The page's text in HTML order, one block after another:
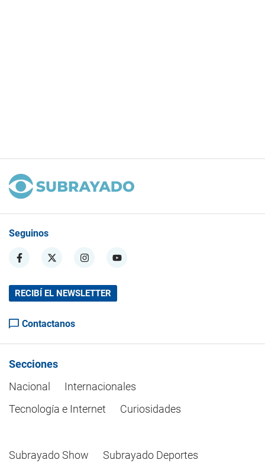
Seguinos
RECIBÍ EL NEWSLETTER
Contactanos
Secciones
Nacional
Internacionales
Tecnología e Internet
Curiosidades
Subrayado Show Subrayado Deportes